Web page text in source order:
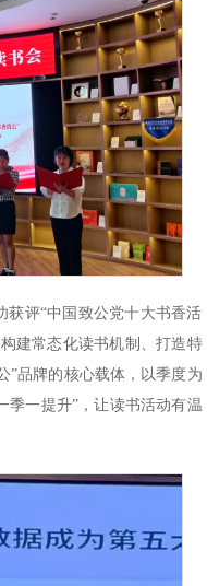
获评“中国致公党十大书香活
建常态化读书机制、打造特
”品牌的核心载体，以季度为
季一提升”，让读书活动有温